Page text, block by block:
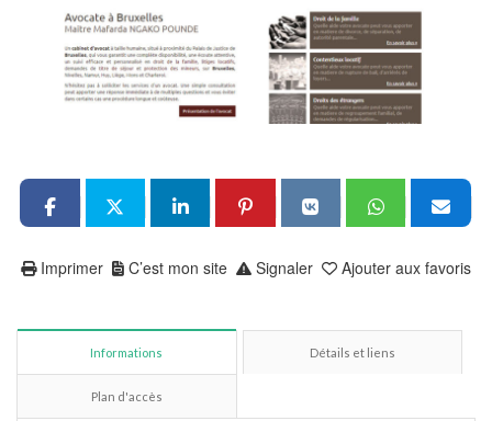
Ajouter aux favoris
Signaler
C’est mon site
Imprimer
Informations Détails et liens
Plan d'accès